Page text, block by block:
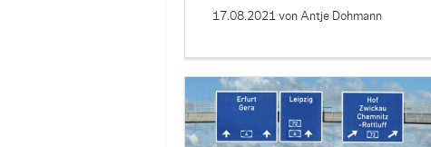
17.08.2021 von Antje Dohmann